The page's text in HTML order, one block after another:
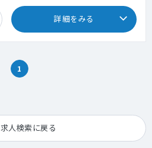
詳細をみる
1
求人検索に戻る